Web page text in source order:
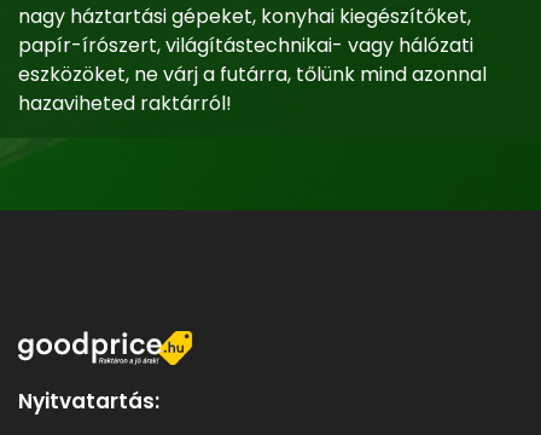
nagy háztartási gépeket, konyhai kiegészítőket,
papír-írószert, világítástechnikai- vagy hálózati
eszközöket, ne várj a futárra, tőlünk mind azonnal
hazaviheted raktárról!
Nyitvatartás: